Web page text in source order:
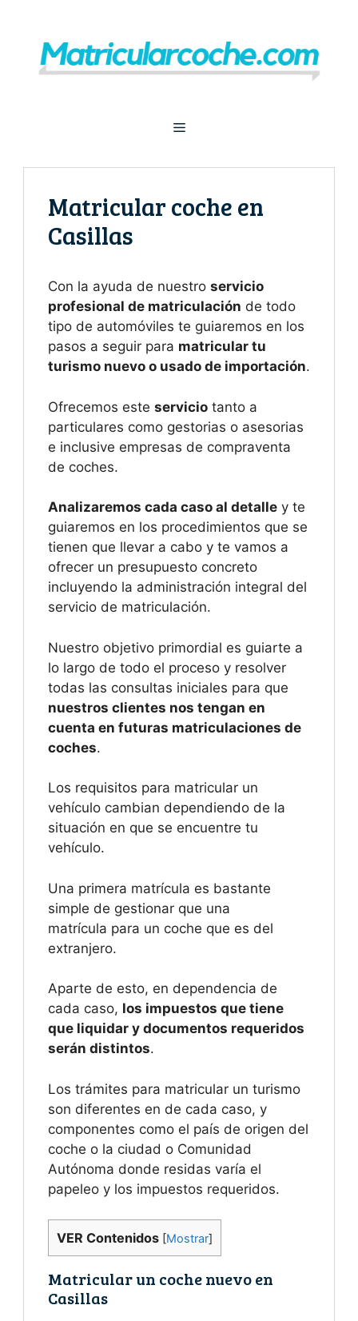
contenido
Menú
Matricular coche en
Casillas
Con la ayuda de nuestro servicio
profesional de matriculación de todo
tipo de automóviles te guiaremos en los
pasos a seguir para matricular tu
turismo nuevo o usado de importación.
Ofrecemos este servicio tanto a
particulares como gestorias o asesorias
e inclusive empresas de compraventa
de coches.
Analizaremos cada caso al detalle y te
guiaremos en los procedimientos que se
tienen que llevar a cabo y te vamos a
ofrecer un presupuesto concreto
incluyendo la administración integral del
servicio de matriculación.
Nuestro objetivo primordial es guiarte a
lo largo de todo el proceso y resolver
todas las consultas iniciales para que
nuestros clientes nos tengan en
cuenta en futuras matriculaciones de
coches.
Los requisitos para matricular un
vehículo cambian dependiendo de la
situación en que se encuentre tu
vehículo.
Una primera matrícula es bastante
simple de gestionar que una
matrícula para un coche que es del
extranjero.
Aparte de esto, en dependencia de
cada caso, los impuestos que tiene
que liquidar y documentos requeridos
serán distintos.
Los trámites para matricular un turismo
son diferentes en de cada caso, y
componentes como el país de origen del
coche o la ciudad o Comunidad
Autónoma donde residas varía el
papeleo y los impuestos requeridos.
VER Contenidos [Mostrar]
Matricular un coche nuevo en
Casillas